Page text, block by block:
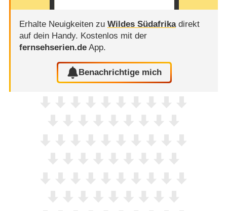
Erhalte Neuigkeiten zu Wildes Südafrikadirekt
auf dein Handy. Kostenlos mit der
fernsehserien.deApp.
Benachrichtige mich